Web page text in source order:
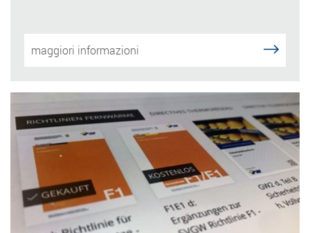
maggiori informazioni